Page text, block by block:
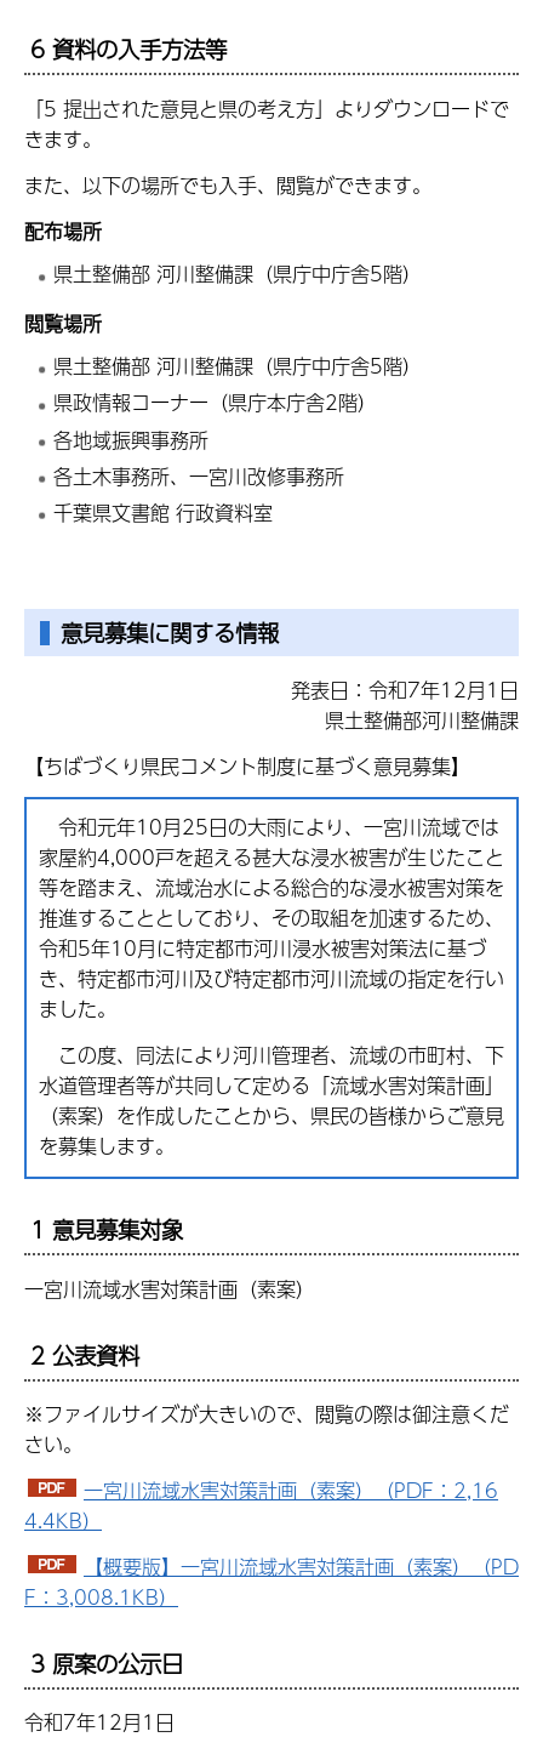
6 資料の入手方法等
「5 提出された意見と県の考え方」よりダウンロードで
きます。
また、以下の場所でも入手、閲覧ができます。
配布場所
県土整備部 河川整備課（県庁中庁舎5階）
閲覧場所
県土整備部 河川整備課（県庁中庁舎5階）
県政情報コーナー（県庁本庁舎2階）
各地域振興事務所
各土木事務所、一宮川改修事務所
千葉県文書館 行政資料室
意見募集に関する情報
発表日：令和7年12月1日
県土整備部河川整備課
【ちばづくり県民コメント制度に基づく意見募集】
令和元年10月25日の大雨により、一宮川流域では
家屋約4,000戸を超える甚大な浸水被害が生じたこと
等を踏まえ、流域治水による総合的な浸水被害対策を
推進することとしており、その取組を加速するため、
令和5年10月に特定都市河川浸水被害対策法に基づ
き、特定都市河川及び特定都市河川流域の指定を行い
ました。
この度、同法により河川管理者、流域の市町村、下
水道管理者等が共同して定める「流域水害対策計画」
（素案）を作成したことから、県民の皆様からご意見
を募集します。
1 意見募集対象
一宮川流域水害対策計画（素案）
2 公表資料
※ファイルサイズが大きいので、閲覧の際は御注意くだ
さい。
一宮川流域水害対策計画（素案）（PDF：2,16
4.4KB）
【概要版】一宮川流域水害対策計画（素案）（PD
F：3,008.1KB）
3 原案の公示日
令和7年12月1日